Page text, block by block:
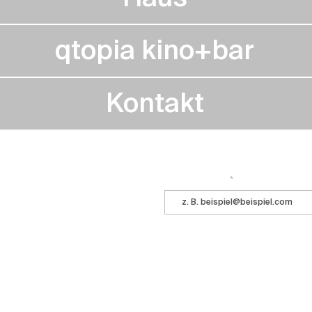
qtopia kino+bar
Kontakt